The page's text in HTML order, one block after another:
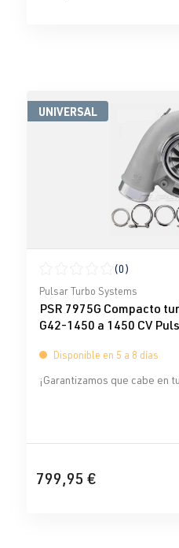
UNIVERSAL
Calificación promedio de
(0)
Pulsar Turbo Systems
PSR 7975G Compacto
G42-1450 a 1450 CV
Disponible en 5 a 8 días
¡Garantizamos que cabe en
799,95 €